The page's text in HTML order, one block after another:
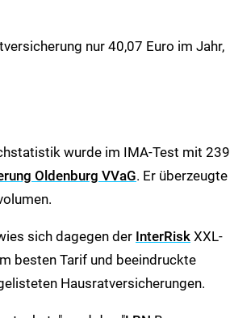
nur 40,07 Euro im Jahr,
wurde im IMA-Test mit 239
Oldenburg VVaG. Er überzeugte
sich dagegen der InterRisk XXL-
besten Tarif und beeindruckte
Hausratversicherungen.